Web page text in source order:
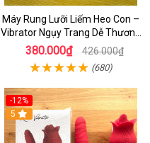
Máy Rung Lưỡi Liếm Heo Con –
Vibrator Ngụy Trang Dễ Thương
Màu Hồng Cute
380.000₫ 426.000₫
(680)
-12%
5